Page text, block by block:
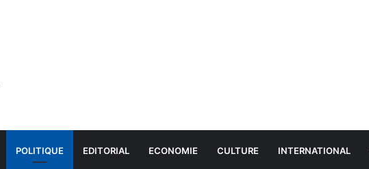
POLITIQUE EDITORIAL ECONOMIE CULTURE INTERNATIONAL